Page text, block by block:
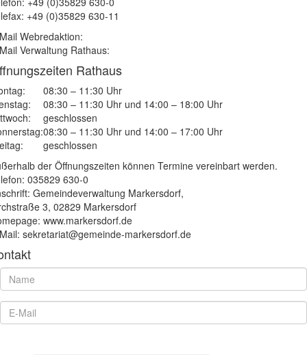
+49 (0)35829 630-11
Webredaktion:
Verwaltung Rathaus:
Rathaus
08:30 – 11:30 Uhr
08:30 – 11:30 Uhr und 14:00 – 18:00 Uhr
geschlossen
08:30 – 11:30 Uhr und 14:00 – 17:00 Uhr
geschlossen
der Öffnungszeiten können Termine vereinbart werden.
035829 630-0
Gemeindeverwaltung Markersdorf,
3, 02829 Markersdorf
www.markersdorf.de
sekretariat@gemeinde-markersdorf.de